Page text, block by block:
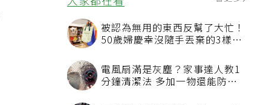
大家都在看
被認為無用的東西反幫了大忙！
50歲婦慶幸沒隨手丟棄的3樣物
電風扇滿是灰塵？家事達人教1